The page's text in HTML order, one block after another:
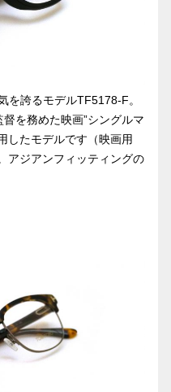
を誇るモデルTF5178-F。
を務めた映画”シングルマ
したモデルです（映画用
アジアンフィッティングの